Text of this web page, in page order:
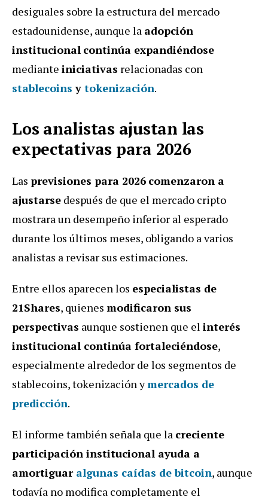
desiguales sobre la estructura del mercado
estadounidense, aunque la adopción
institucional continúa expandiéndose
mediante iniciativas relacionadas con
stablecoins y tokenización.
Los analistas ajustan las
expectativas para 2026
Las previsiones para 2026 comenzaron a
ajustarse después de que el mercado cripto
mostrara un desempeño inferior al esperado
durante los últimos meses, obligando a varios
analistas a revisar sus estimaciones.
Entre ellos aparecen los especialistas de
21Shares, quienes modificaron sus
perspectivas aunque sostienen que el interés
institucional continúa fortaleciéndose,
especialmente alrededor de los segmentos de
stablecoins, tokenización ymercados de
predicción.
El informe también señala que la creciente
participación institucional ayuda a
amortiguar algunas caídas de bitcoin, aunque
todavía no modifica completamente el